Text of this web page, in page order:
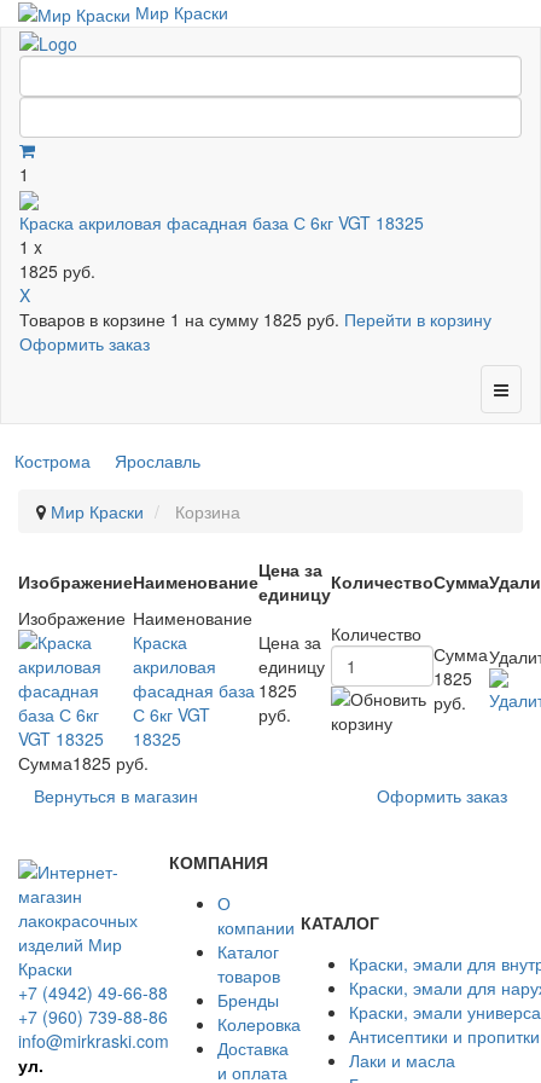
Мир Краски
1
Краска акриловая фасадная база С 6кг VGT 18325
1 x
1825 руб.
X
Товаров в корзине 1 на сумму 1825 руб. Перейти в корзину
Оформить заказ
Кострома Ярославль
Мир Краски Корзина
ИзображениеНаименованиеЦена за
единицуКоличествоСумма
Изображение Наименование
Краска
акриловая
фасадная база
С 6кг VGT
18325
Цена за
единицу
1825
руб.
Количество
Сумма
1825
руб.
Сумма1825 руб.
Вернуться в магазин
Оформить заказ
+7 (4942) 49-66-88
+7 (960) 739-88-86
info@mirkraski.com
ул.
КОМПАНИЯ
О
компании
Каталог
товаров
Бренды
Колеровка
Доставка
и оплата
КАТАЛОГ
Краски, эмали для
Краски, эмали для
Краски, эмали
Антисептики и
Лаки и масла